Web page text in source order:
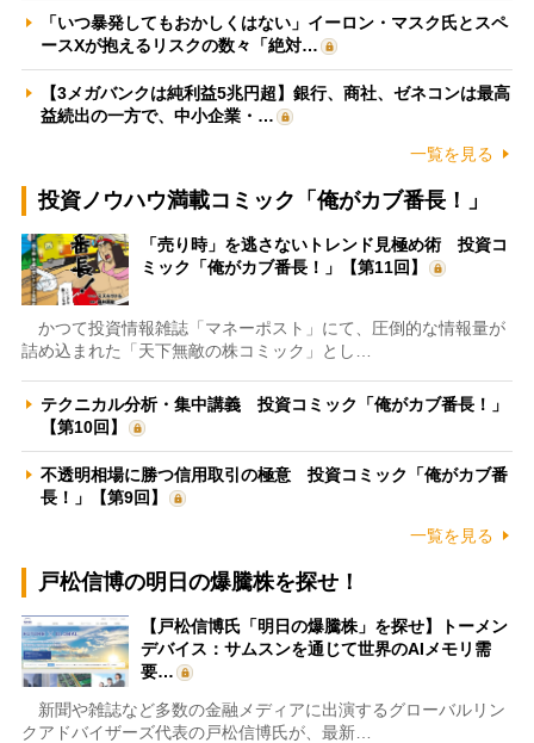
「いつ暴発してもおかしくはない」イーロン・マスク氏とスペ
ースXが抱えるリスクの数々「絶対…
【3メガバンクは純利益5兆円超】銀行、商社、ゼネコンは最高
益続出の一方で、中小企業・…
一覧を見る
投資ノウハウ満載コミック「俺がカブ番長！」
「売り時」を逃さないトレンド見極め術 投資コ
ミック「俺がカブ番長！」【第11回】
かつて投資情報雑誌「マネーポスト」にて、圧倒的な情報量が
詰め込まれた「天下無敵の株コミック」とし…
テクニカル分析・集中講義 投資コミック「俺がカブ番長！」
【第10回】
不透明相場に勝つ信用取引の極意 投資コミック「俺がカブ番
長！」【第9回】
一覧を見る
戸松信博の明日の爆騰株を探せ！
【戸松信博氏「明日の爆騰株」を探せ】トーメン
デバイス：サムスンを通じて世界のAIメモリ需
要…
新聞や雑誌など多数の金融メディアに出演するグローバルリン
クアドバイザーズ代表の戸松信博氏が、最新…